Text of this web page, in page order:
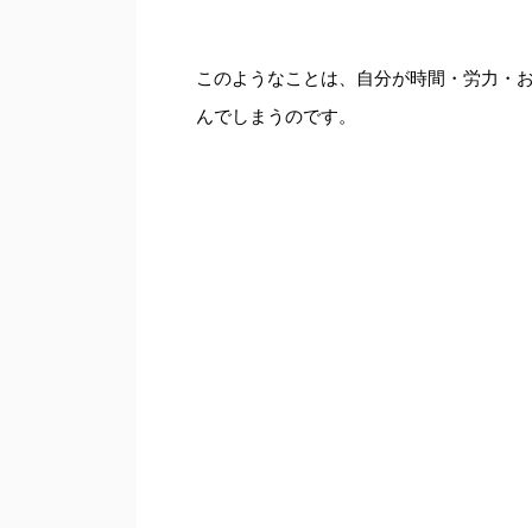
このようなことは、自分が時間・労力・
んでしまうのです。